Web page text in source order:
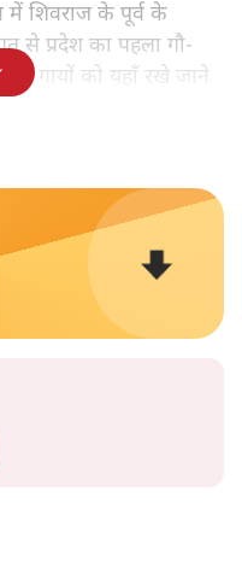
शिवराज के पूर्व के
से प्रदेश का पहला गौ-
गायों को यहाँ रखे जाने